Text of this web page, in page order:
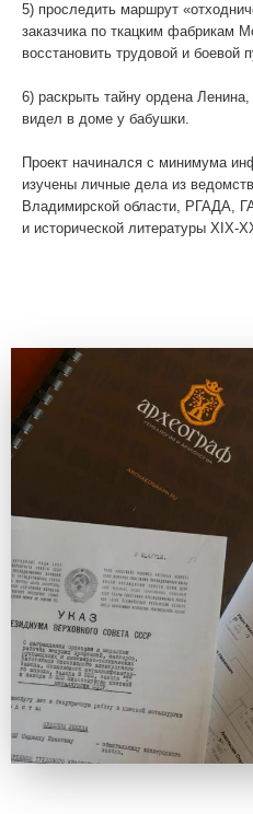
5) проследить маршрут
заказчика по ткацким фабрикам
восстановить трудовой и боевой
6) раскрыть тайну ордена Ленина,
видел в доме у бабушки.
Проект начинался с минимума
изучены личные дела из
Владимирской области, РГАДА,
и исторической литературы XIX-